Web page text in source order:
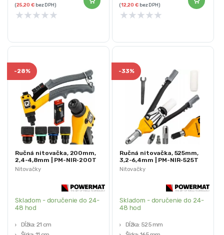
(25,20€bez DPH)
★★★★★
(12,20€bez DPH)
★★★★★
Nitovačky
-28%
Ručná nitovačka, 200mm,
2,4-4,8mm | PM-NIR-200T
Skladom - doručenie do 24-
48 hod
Dĺžka: 21 cm
Nitovačky
-33%
Ručná nitovačka, 525mm,
3,2-6,4mm | PM-NIR-525T
Skladom - doručenie do 24-
48 hod
Dĺžka: 525 mm